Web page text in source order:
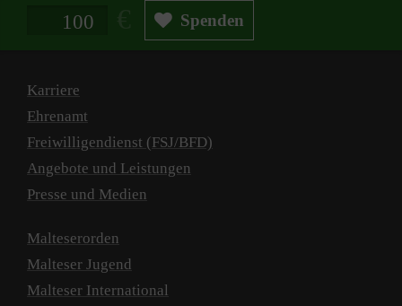
Spendenbetrag in Euro Spenden
Karriere
Ehrenamt
Freiwilligendienst (FSJ/BFD)
Angebote und Leistungen
Presse und Medien
Malteserorden
Malteser Jugend
Malteser International